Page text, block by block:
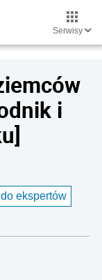
Serwisy
i
do ekspertów